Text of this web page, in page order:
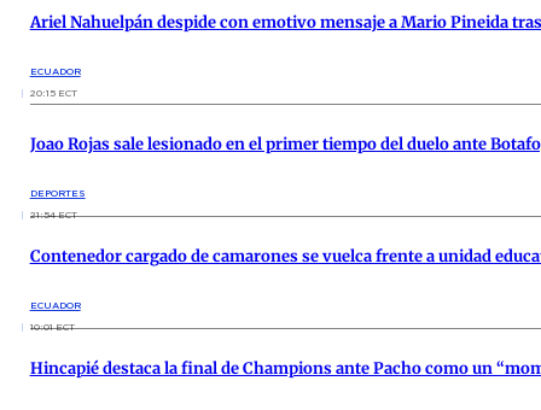
Ariel Nahuelpán despide con emotivo mensaje a Mario Pineida
ECUADOR
20:15 ECT
Joao Rojas sale lesionado en el primer tiempo del duelo ante
DEPORTES
21:54 ECT
Contenedor cargado de camarones se vuelca frente a unidad
ECUADOR
10:01 ECT
Hincapié destaca la final de Champions ante Pacho como un